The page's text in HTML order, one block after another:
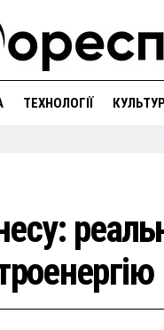
ТЕХНОЛОГІЇ